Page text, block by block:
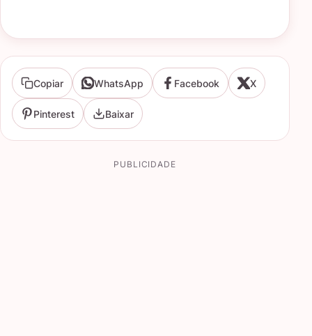
Copiar WhatsApp Facebook X
Pinterest Baixar
PUBLICIDADE